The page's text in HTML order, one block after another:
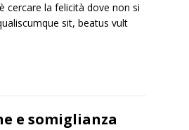
cercare la felicità dove non si
sit, beatus vult
e somiglianza